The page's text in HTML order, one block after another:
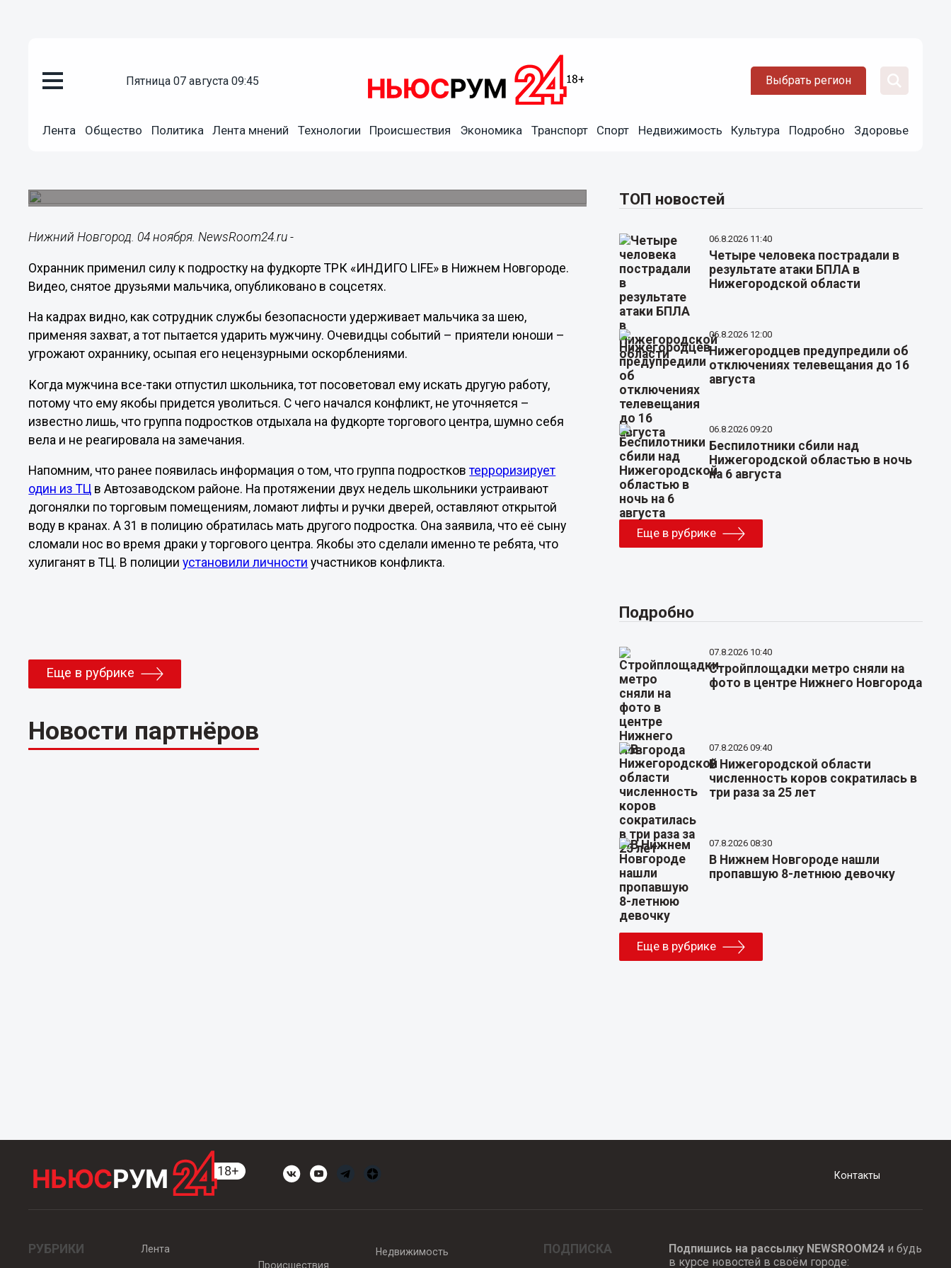
пятница 07 августа 09:45 Выбрать регион
Лента Общество Политика Лента мнений Технологии Происшествия Экономика Транспорт Спорт Недвижимость Культура Подробно Здоровье
Охранник душил подростка на фудкорте ТЦ в Нижнем
Нижний Новгород. 04 ноября. NewsRoom24.ru -
Охранник применил силу к подростку на фудкорте ТРК «ИНДИГО LIFE» в Нижнем Новгороде.
Видео, снятое друзьями мальчика, опубликовано в соцсетях.
На кадрах видно, как сотрудник службы безопасности удерживает мальчика за шею,
применяя захват, а тот пытается ударить мужчину. Очевидцы событий – приятели юноши –
угрожают охраннику, осыпая его нецензурными оскорблениями.
Когда мужчина все-таки отпустил школьника, тот посоветовал ему искать другую работу,
потому что ему якобы придется уволиться. С чего начался конфликт, не уточняется –
известно лишь, что группа подростков отдыхала на фудкорте торгового центра, шумно себя
вела и не реагировала на замечания.
Напомним, что ранее появилась информация о том, что группа подростковтерроризирует
один из ТЦ в Автозаводском районе. На протяжении двух недель школьники устраивают
догонялки по торговым помещениям, ломают лифты и ручки дверей, оставляют открытой
воду в кранах. А 31 в полицию обратилась мать другого подростка. Она заявила, что её сыну
сломали нос во время драки у торгового центра. Якобы это сделали именно те ребята, что
хулиганят в ТЦ. В полицииустановили личности участников конфликта.
Еще в рубрике
Новости партнёров
ТОП новостей
06.8.2026 11:40
Четыре человека пострадали в
результате атаки БПЛА в
Нижегородской области
06.8.2026 12:00
Нижегородцев предупредили об
отключениях телевещания до 16
августа
06.8.2026 09:20
Беспилотники сбили над
Нижегородской областью в ночь
на 6 августа
Еще в рубрике
Подробно
07.8.2026 10:40
Стройплощадки метро сняли на
фото в центре Нижнего Новгорода
07.8.2026 09:40
В Нижегородской области
численность коров сократилась в
три раза за 25 лет
07.8.2026 08:30
В Нижнем Новгороде нашли
пропавшую 8-летнюю девочку
Еще в рубрике
Контакты
РУБРИКИ
Лента
Происшествия
Недвижимость ПОДПИСКА Подпишись на рассылку NEWSROOM24и будь
в курсе новостей в своём городе: